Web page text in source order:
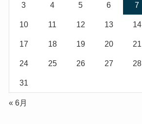
3 4 5 6 7
10 11 12 13 14
17 18 19 20 21
24 25 26 27 28
31
« 6月